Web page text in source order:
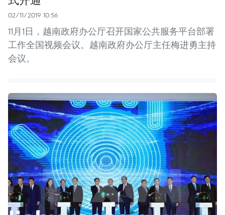
02/11/2019 10:56
11月1日，越南政府办公厅召开国家公共服务平台部署
工作全国视频会议。越南政府办公厅主任梅进勇主持
会议。